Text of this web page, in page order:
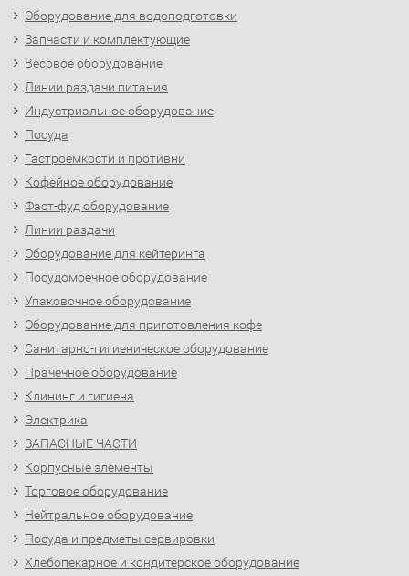
Оборудование для водоподготовки
Запчасти и комплектующие
Весовое оборудование
Линии раздачи питания
Индустриальное оборудование
Посуда
Гастроемкости и противни
Кофейное оборудование
Фаст-фуд оборудование
Линии раздачи
Оборудование для кейтеринга
Посудомоечное оборудование
Упаковочное оборудование
Оборудование для приготовления кофе
Санитарно-гигиеническое оборудование
Прачечное оборудование
Клининг и гигиена
Электрика
ЗАПАСНЫЕ ЧАСТИ
Корпусные элементы
Торговое оборудование
Нейтральное оборудование
Посуда и предметы сервировки
Хлебопекарное и кондитерское оборудование